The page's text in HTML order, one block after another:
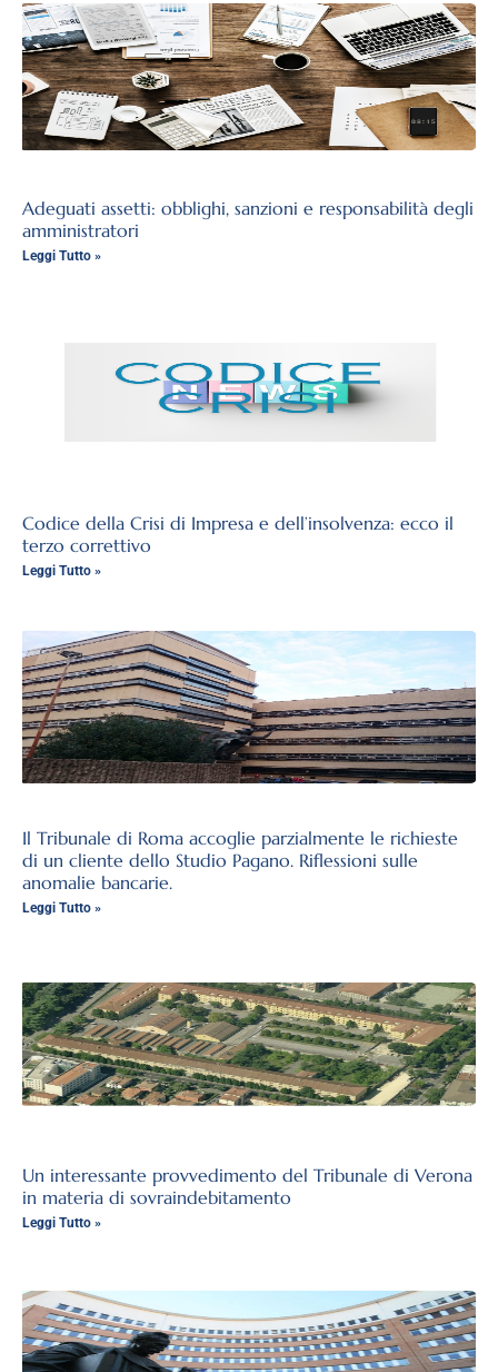
Adeguati assetti: obblighi, sanzioni e responsabilità degli
amministratori
Leggi Tutto »
Codice della Crisi di Impresa e dell’insolvenza: ecco il
terzo correttivo
Leggi Tutto »
Il Tribunale di Roma accoglie parzialmente le richieste
di un cliente dello Studio Pagano. Riflessioni sulle
anomalie bancarie.
Leggi Tutto »
Un interessante provvedimento del Tribunale di Verona
in materia di sovraindebitamento
Leggi Tutto »